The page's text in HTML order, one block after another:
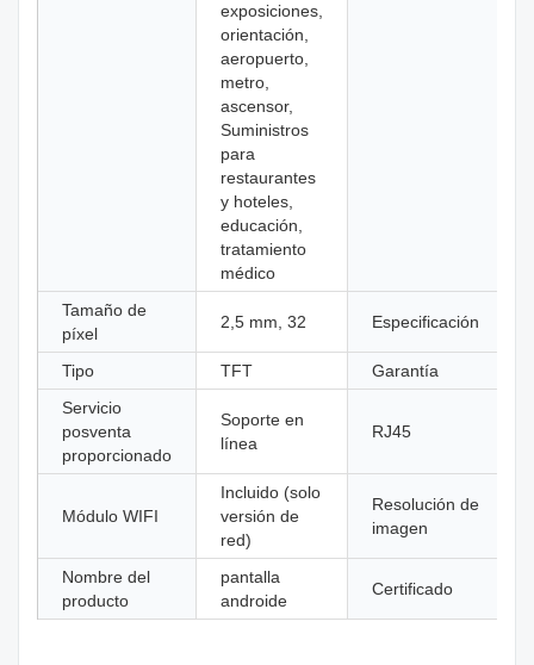
exposiciones,
orientación,
aeropuerto,
metro,
ascensor,
Suministros
para
restaurantes
y hoteles,
educación,
tratamiento
médico
Tamaño de
píxel
2,5 mm, 32 Especificación
Tipo TFT Garantía
Servicio
posventa
proporcionado
Soporte en
línea
RJ45
Módulo WIFI
Incluido (solo
versión de
red)
Resolución de
imagen
Nombre del
producto
pantalla
androide
Certificado